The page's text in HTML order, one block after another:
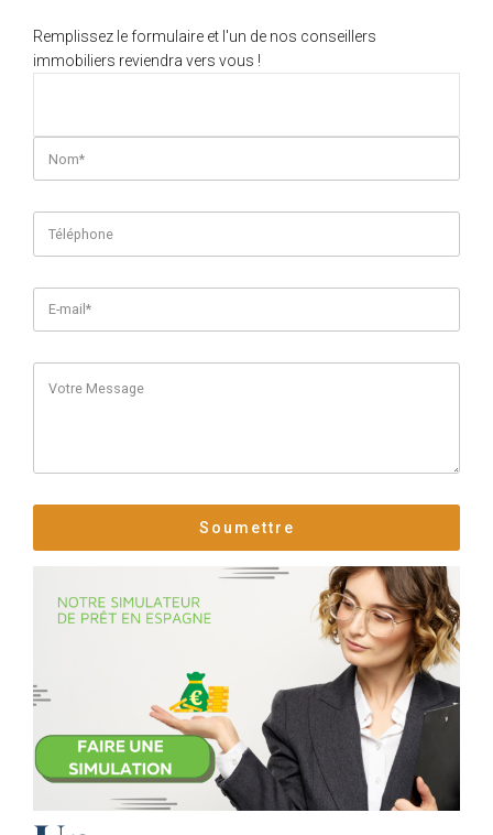
Remplissez le formulaire et l'un de nos conseillers
immobiliers reviendra vers vous !